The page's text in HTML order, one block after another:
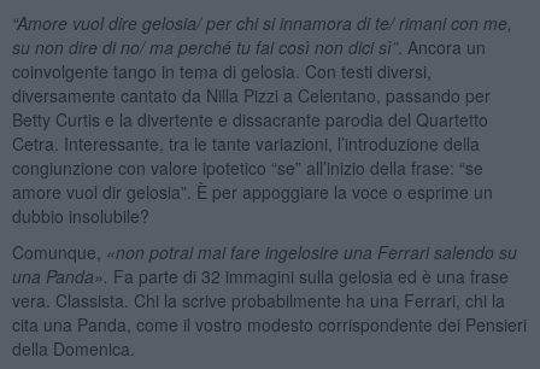
“Amore vuol dire gelosia/ per chi si innamora di te/ rimani con me,
su non dire di no/ ma perché tu fai così non dici sì”. Ancora un
coinvolgente tango in tema di gelosia. Con testi diversi,
diversamente cantato da Nilla Pizzi a Celentano, passando per
Betty Curtis e la divertente e dissacrante parodia del Quartetto
Cetra. Interessante, tra le tante variazioni, l’introduzione della
congiunzione con valore ipotetico “se” all’inizio della frase: “se
amore vuol dir gelosia”. È per appoggiare la voce o esprime un
dubbio insolubile?
Comunque, «non potrai mai fare ingelosire una Ferrari salendo su
una Panda». Fa parte di 32 immagini sulla gelosia ed è una frase
vera. Classista. Chi la scrive probabilmente ha una Ferrari, chi la
cita una Panda, come il vostro modesto corrispondente dei Pensieri
della Domenica.